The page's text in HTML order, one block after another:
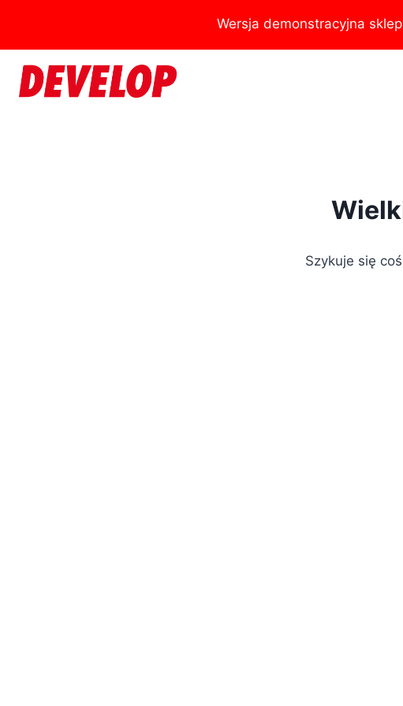
treści
Wersja demonstracyjna
Szykuje się